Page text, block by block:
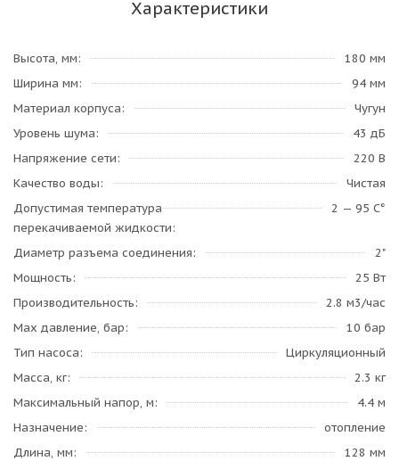
Характеристики
Высота, мм
180 мм
Ширина мм
94 мм
Материал корпуса
Чугун
Уровень шума
43 дБ
Напряжение сети
220 В
Качество воды
Чистая
Допустимая температура
перекачиваемой жидкости
2 — 95 C°
Диаметр разъема соединения
2"
Мощность
25 Вт
Производительность
2.8 м3/час
Max давление, бар
10 бар
Тип насоса
Циркуляционный
Масса, кг
2.3 кг
Максимальный напор, м
4.4 м
Назначение
отопление
Длина, мм
128 мм